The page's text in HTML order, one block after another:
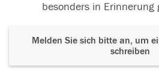
besonders in Erinnerung
Melden Sie sich bitte an, um
schreiben